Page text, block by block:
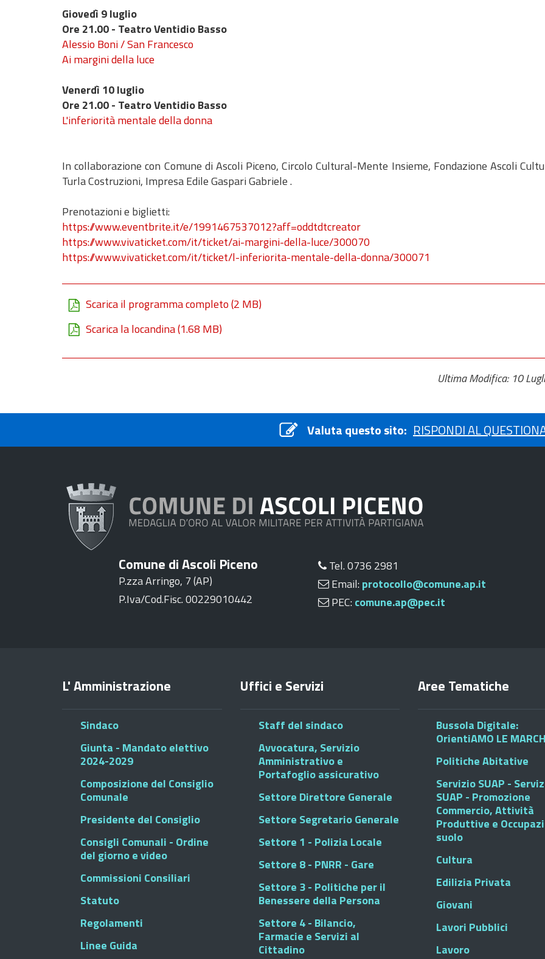
Giovedì 9 luglio
Ore 21.00 - Teatro Ventidio Basso
Alessio Boni / San Francesco
Ai margini della luce
Venerdì 10 luglio
Ore 21.00 - Teatro Ventidio Basso
L'inferiorità mentale della donna
In collaborazione con Comune di Ascoli Piceno, Circolo Cultural-Mente Insieme, Fondazione Ascoli
Turla Costruzioni, Impresa Edile Gaspari Gabriele .
Prenotazioni e biglietti:
https://www.eventbrite.it/e/1991467537012?aff=oddtdtcreator
https://www.vivaticket.com/it/ticket/ai-margini-della-luce/300070
https://www.vivaticket.com/it/ticket/l-inferiorita-mentale-della-donna/300071
Scarica il programma completo(2 MB)
Scarica la locandina(1.68 MB)
Ultima Modifica: 10
Valuta questo sito: RISPONDI AL
Comune di Ascoli Piceno
P.zza Arringo, 7 (AP)
P.Iva/Cod.Fisc. 00229010442
Tel. 0736 2981
Email: protocollo@comune.ap.it
PEC: comune.ap@pec.it
L' Amministrazione
Sindaco
Giunta - Mandato elettivo
2024-2029
Composizione del Consiglio
Comunale
Presidente del Consiglio
Consigli Comunali - Ordine
del giorno e video
Commissioni Consiliari
Statuto
Regolamenti
Linee Guida
Uffici e Servizi
Staff del sindaco
Avvocatura, Servizio
Amministrativo e
Portafoglio assicurativo
Settore Direttore Generale
Settore Segretario Generale
Settore 1 - Polizia Locale
Settore 8 - PNRR - Gare
Settore 3 - Politiche per il
Benessere della Persona
Settore 4 - Bilancio,
Farmacie e Servizi al
Cittadino
Aree Tematiche
Bussola Digitale:
OrientiAMO LE
Politiche Abitative
Servizio SUAP -
SUAP - Promozione
Commercio, Attività
Produttive e
suolo
Cultura
Edilizia Privata
Giovani
Lavori Pubblici
Lavoro